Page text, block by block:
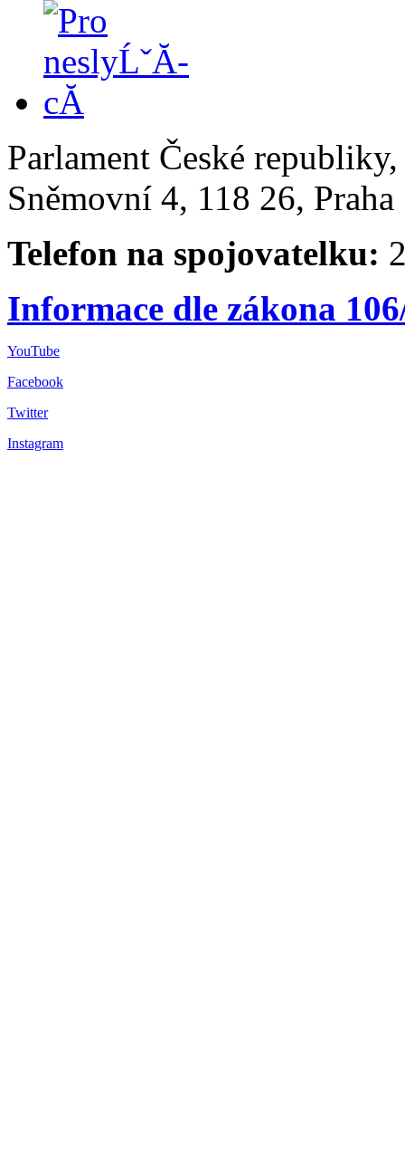
Parlament České
Sněmovní 4, 118 26,
Telefon na spojovatelku:
Informace dle zákona
YouTube
Facebook
Twitter
Instagram